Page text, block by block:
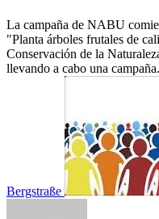
La campaña de NABU
"Planta árboles frutales de
Conservación de la
llevando a cabo una
Bergstraße